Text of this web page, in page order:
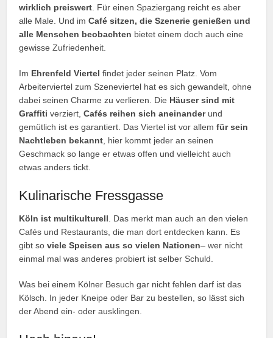
wirklich preiswert . Für einen Spaziergang reicht es aber
alle Male. Und imCafé sitzen, die Szenerie genießen und
alle Menschen beobachten bietet einem doch auch eine
gewisse Zufriedenheit.
Im Ehrenfeld Viertel findet jeder seinen Platz. Vom
Arbeiterviertel zum Szeneviertel hat es sich gewandelt, ohne
dabei seinen Charme zu verlieren. Die Häuser sind mit
Graffiti verziert,Cafés reihen sich aneinanderund
gemütlich ist es garantiert. Das Viertel ist vor allemfür sein
Nachtleben bekannt , hier kommt jeder an seinen
Geschmack so lange er etwas offen und vielleicht auch
etwas anders tickt.
Kulinarische Fressgasse
Köln ist multikulturell . Das merkt man auch an den vielen
Cafés und Restaurants, die man dort entdecken kann. Es
gibt soviele Speisen aus so vielen Nationen– wer nicht
einmal mal was anderes probiert ist selber Schuld.
Was bei einem Kölner Besuch gar nicht fehlen darf ist das
Kölsch. In jeder Kneipe oder Bar zu bestellen, so lässt sich
der Abend ein- oder ausklingen.